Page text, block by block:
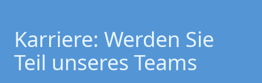
Karriere: Werden Sie
Teil unseres Teams